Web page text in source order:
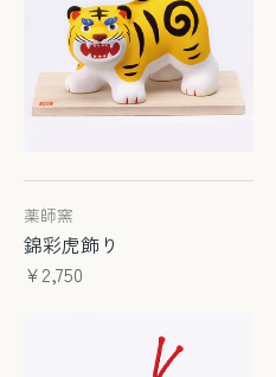
薬師窯
錦彩虎飾り
¥2,750